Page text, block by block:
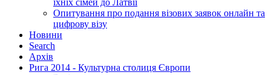
їхніх сімей до Латвії
Опитування про подання візових заявок онлайн та
цифрову візу
Новини
Search
Aрхів
Рига 2014 - Культурна столиця Європи